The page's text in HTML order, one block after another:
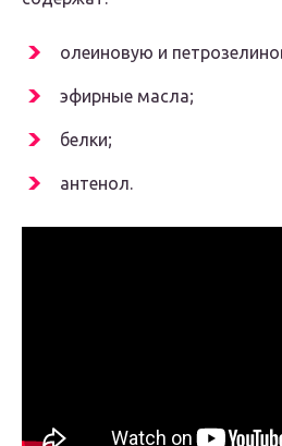
олеиновую и
эфирные масла;
белки;
антенол.